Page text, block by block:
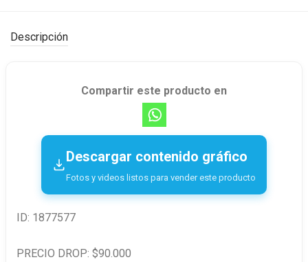
Descripción
Compartir este producto en
Descargar contenido gráfico
Fotos y videos listos para vender este producto
ID: 1877577
PRECIO DROP: $90.000